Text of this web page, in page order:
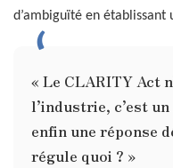
d’ambiguïté en
« Le CLARITY Act
l’industrie, c’est
enfin une réponse
régule quoi ? »